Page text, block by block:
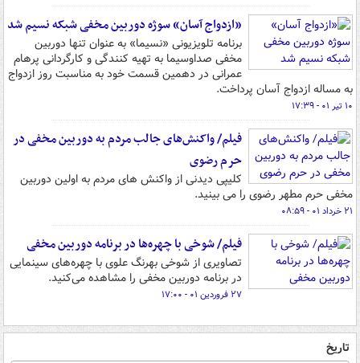
«ازدواج آسان» سوژه دوربین مخفی شبکه نسیم شد
برنامه تلویزیونی «نسیما» به عنوان تنها دوربین
مخفی صداوسیما به تهیه کنندگی و کارگردانی پرهام
عمرانی در دهمین قسمت خود به مناسبت روز ازدواج
به مساله ازدواج آسان پرداخت.
۱۰ تیر ۰۱ - ۱۷:۳۹
فیلم/ واکنش‌های جالب مردم به دوربین مخفی در
حرم رضوی
کلیپی دیدنی از واکنش های مردم به اولین دوربین
مخفی حرم مطهر رضوی را می بینید.
۲۱ خرداد ۰۱ - ۰۸:۵۹
فیلم/ شوخی با چهره‌ها در برنامه دوربین مخفی
تصاویری از شوخی بهرنگ علوی با چهره‌های سینمایی
در برنامه دوربین مخفی را مشاهده می‌کنید.
۲۷ فروردین ۰۱ - ۱۷:۰۰
تاریخ